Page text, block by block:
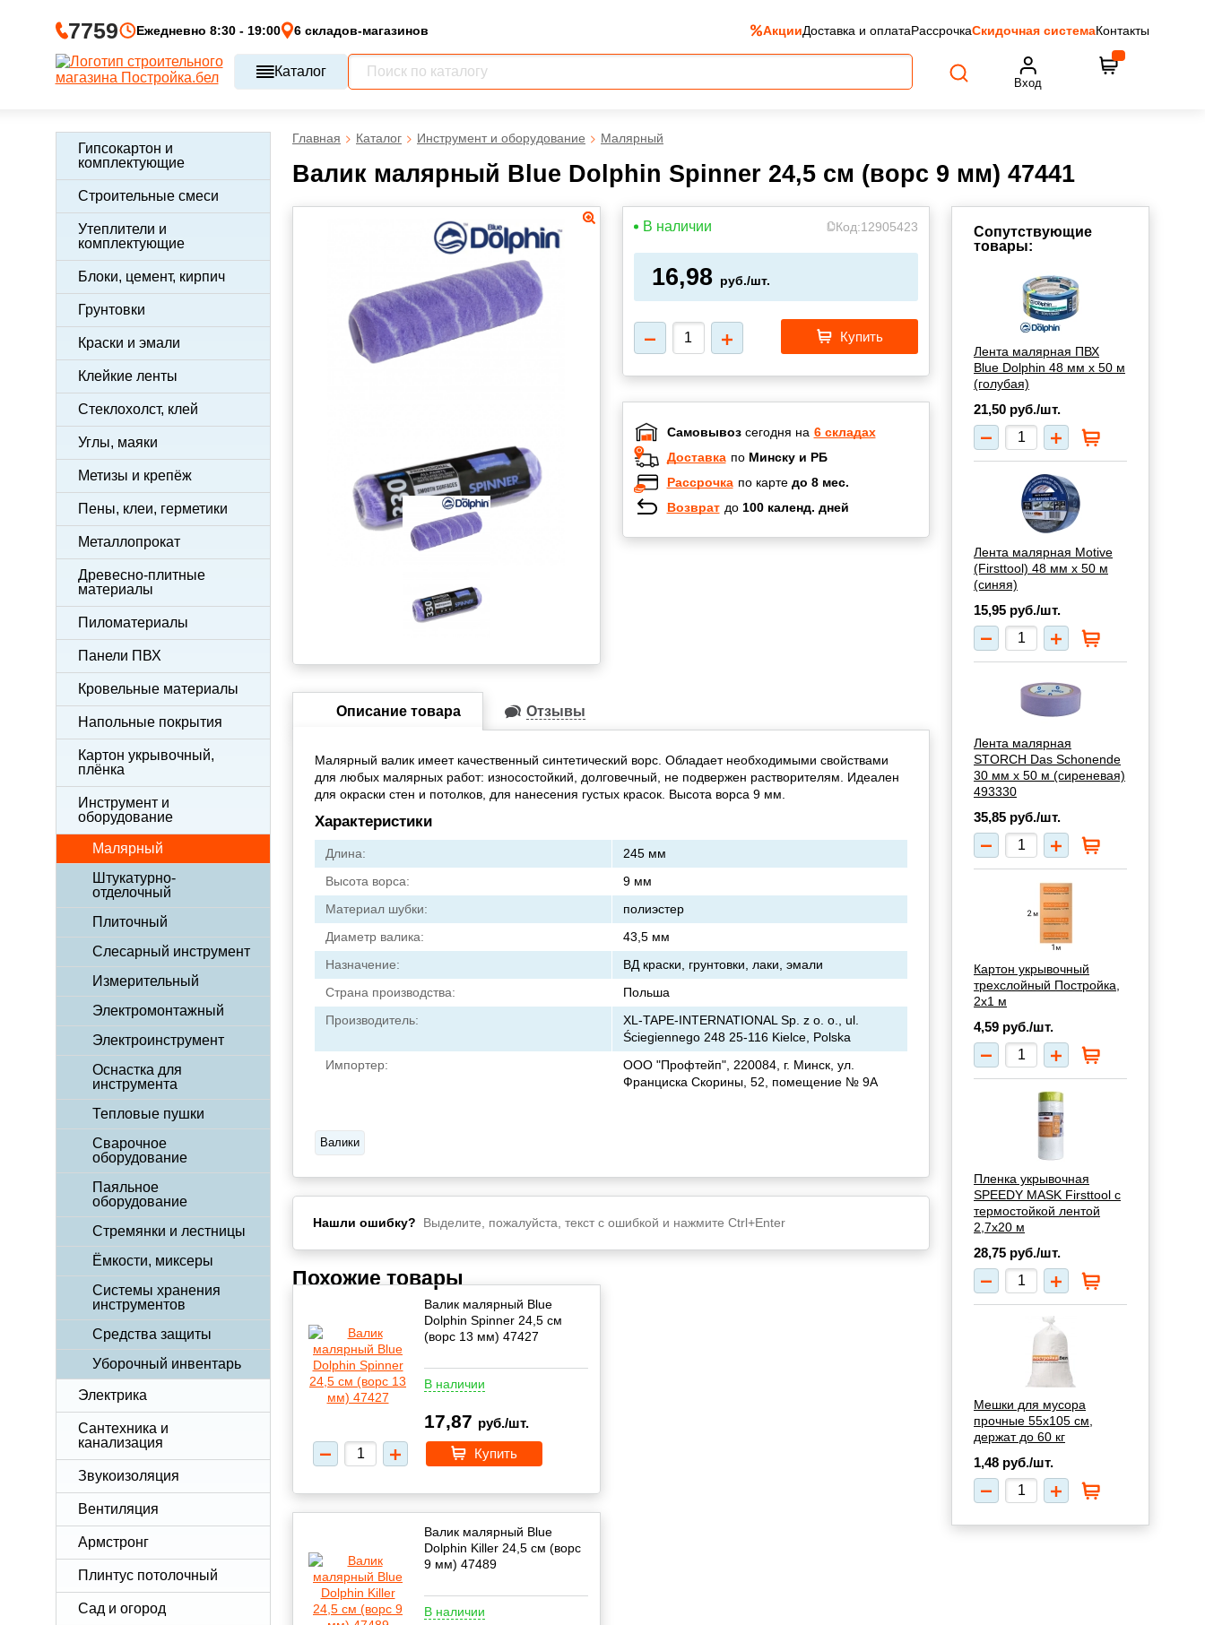
7759 Ежедневно 8:30 - 19:00 6 складов-магазинов АкцииДоставка и оплатаРассрочкаСкидочная системаКонтакты
Каталог
Вход
Гипсокартон и
комплектующие
Строительные смеси
Утеплители и
комплектующие
Блоки, цемент, кирпич
Грунтовки
Краски и эмали
Клейкие ленты
Стеклохолст, клей
Углы, маяки
Метизы и крепёж
Пены, клеи, герметики
Металлопрокат
Древесно-плитные
материалы
Пиломатериалы
Панели ПВХ
Кровельные материалы
Напольные покрытия
Картон укрывочный,
плёнка
Инструмент и
оборудование
Малярный
Штукатурно-
отделочный
Плиточный
Слесарный инструмент
Измерительный
Электромонтажный
Электроинструмент
Оснастка для
инструмента
Тепловые пушки
Сварочное
оборудование
Паяльное
оборудование
Стремянки и лестницы
Ёмкости, миксеры
Системы хранения
инструментов
Средства защиты
Уборочный инвентарь
Электрика
Сантехника и
канализация
Звукоизоляция
Вентиляция
Армстронг
Плинтус потолочный
Сад и огород
Главная Каталог Инструмент и оборудование Малярный
Валик малярный Blue Dolphin Spinner 24,5 см (ворс 9 мм) 47441
В наличии Код:12905423
16,98 руб./шт.
Купить
Самовывозсегодня на 6 складах
Доставка по Минску и РБ
Рассрочка по карте до 8 мес.
Возврат до 100 календ. дней
Описание товара Отзывы
Малярный валик имеет качественный синтетический ворс. Обладает необходимыми свойствами
для любых малярных работ: износостойкий, долговечный, не подвержен растворителям. Идеален
для окраски стен и потолков, для нанесения густых красок. Высота ворса 9 мм.
Характеристики
Длина:
245 мм
Высота ворса:
9 мм
Материал шубки:
полиэстер
Диаметр валика:
43,5 мм
Назначение:
ВД краски, грунтовки, лаки, эмали
Страна производства:
Польша
Производитель:
XL-TAPE-INTERNATIONAL Sp. z o. o., ul.
Ściegiennego 248 25-116 Kielce, Polska
Импортер:
ООО "Профтейп", 220084, г. Минск, ул.
Франциска Скорины, 52, помещение № 9А
Валики
Нашли ошибку? Выделите, пожалуйста, текст с ошибкой и нажмите Ctrl+Enter
Похожие товары
Валик малярный Blue
Dolphin Spinner 24,5 см
(ворс 13 мм) 47427
В наличии
17,87 руб./шт.
Купить
Валик малярный Blue
Dolphin Killer 24,5 см (ворс
9 мм) 47489
В наличии
Сопутствующие
товары:
Лента малярная ПВХ
Blue Dolphin 48 мм х 50 м
(голубая)
21,50 руб./шт.
Лента малярная Motive
(Firsttool) 48 мм х 50 м
(синяя)
15,95 руб./шт.
Лента малярная
STORCH Das Schonende
30 мм х 50 м (сиреневая)
493330
35,85 руб./шт.
Картон укрывочный
трехслойный Постройка,
2х1 м
4,59 руб./шт.
Пленка укрывочная
SPEEDY MASK Firsttool с
термостойкой лентой
2,7х20 м
28,75 руб./шт.
Мешки для мусора
прочные 55х105 см,
держат до 60 кг
1,48 руб./шт.